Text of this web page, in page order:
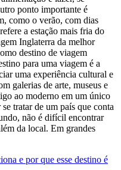
ponto importante é
como o verão, com dias
a estação mais fria do
Inglaterra da melhor
destino de viagem
para uma viagem é a
uma experiência cultural e
galerias de arte, museus e
ao moderno em um único
tratar de um país que conta
não é difícil encontrar
da local. Em grandes